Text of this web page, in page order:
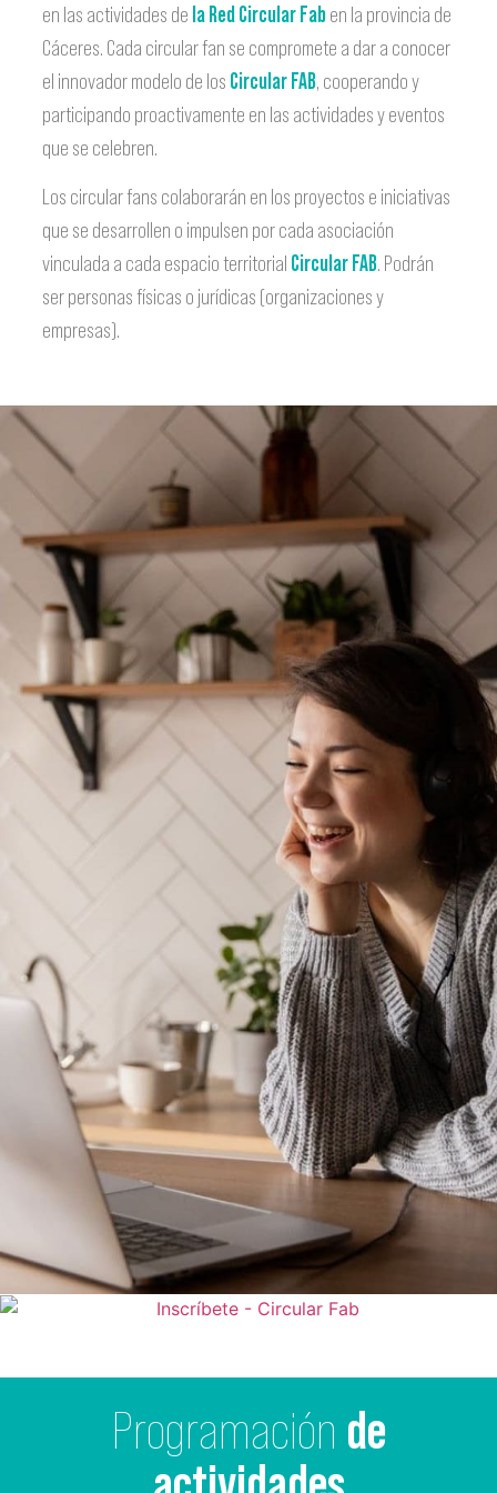
en las actividades de la Red Circular Faben la provincia de
Cáceres. Cada circular fan se compromete a dar a conocer
el innovador modelo de los Circular FAB, cooperando y
participando proactivamente en las actividades y eventos
que se celebren.
Los circular fans colaborarán en los proyectos e iniciativas
que se desarrollen o impulsen por cada asociación
vinculada a cada espacio territorial Circular FAB. Podrán
ser personas físicas o jurídicas (organizaciones y
empresas).
Programación de